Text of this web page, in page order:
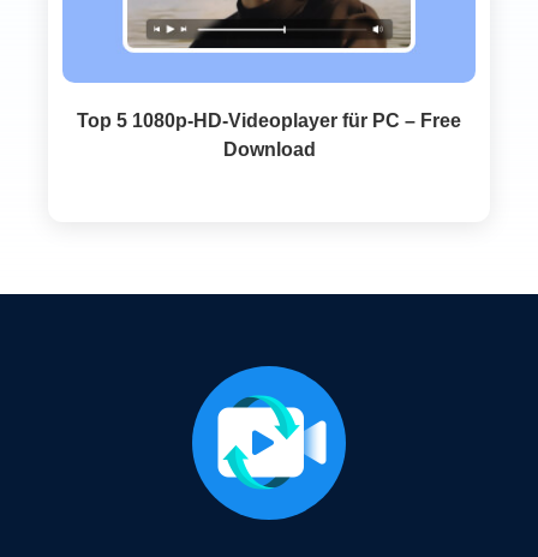
Top 5 1080p‑HD‑Videoplayer für PC – Free
Download